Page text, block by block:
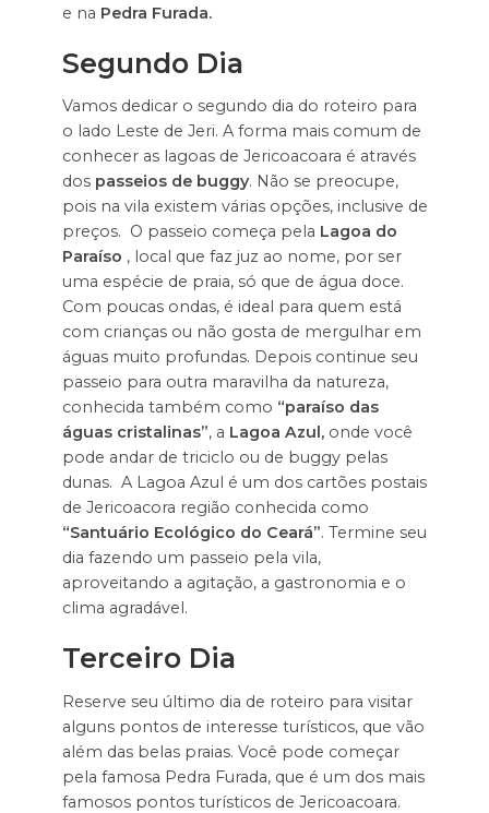
e na Pedra Furada.
Segundo Dia
Vamos dedicar o segundo dia do roteiro para
o lado Leste de Jeri. A forma mais comum de
conhecer as lagoas de Jericoacoara é através
dos passeios de buggy. Não se preocupe,
pois na vila existem várias opções, inclusive de
preços. O passeio começa pela Lagoa do
Paraíso , local que faz juz ao nome, por ser
uma espécie de praia, só que de água doce.
Com poucas ondas, é ideal para quem está
com crianças ou não gosta de mergulhar em
águas muito profundas. Depois continue seu
passeio para outra maravilha da natureza,
conhecida também como “paraíso das
águas cristalinas”, a Lagoa Azul,onde você
pode andar de triciclo ou de buggy pelas
dunas. A Lagoa Azul é um dos cartões postais
de Jericoacora região conhecida como
“Santuário Ecológico do Ceará”. Termine seu
dia fazendo um passeio pela vila,
aproveitando a agitação, a gastronomia e o
clima agradável.
Terceiro Dia
Reserve seu último dia de roteiro para visitar
alguns pontos de interesse turísticos, que vão
além das belas praias. Você pode começar
pela famosa Pedra Furada, que é um dos mais
famosos pontos turísticos de Jericoacoara.